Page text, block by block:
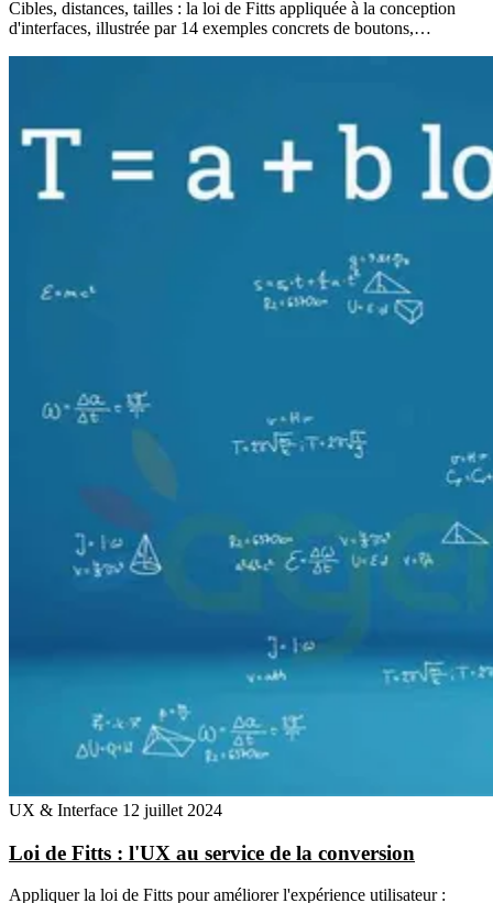
Cibles, distances, tailles : la loi de Fitts appliquée à la conception
d'interfaces, illustrée par 14 exemples concrets de boutons,…
UX & Interface 12 juillet 2024
Loi de Fitts : l'UX au service de la conversion
Appliquer la loi de Fitts pour améliorer l'expérience utilisateur :